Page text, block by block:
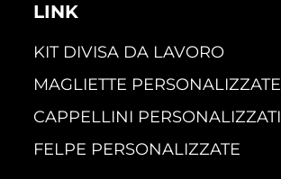
LINK
KIT DIVISA DA LAVORO
MAGLIETTE PERSONALIZZATE
CAPPELLINI PERSONALIZZATI
FELPE PERSONALIZZATE